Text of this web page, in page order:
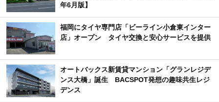
年6月版】
福岡にタイヤ専門店「ビーライン小倉東インター
店」オープン タイヤ交換と安心サービスを提供
オートバックス新賃貸マンション「グランレジデ
ンス大橋」誕生 BACSPOT発想の趣味共生レジ
デンス